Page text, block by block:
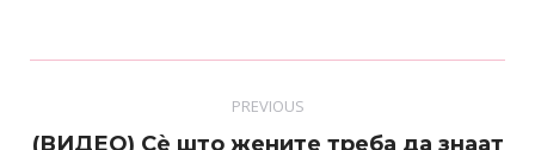
PREVIOUS
(ВИДЕО) Сè што жените треба да знаат